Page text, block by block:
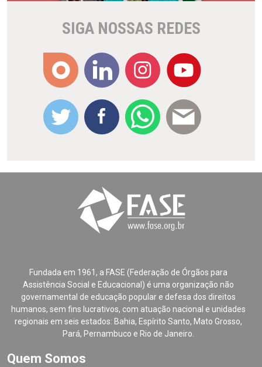
SIGA NOSSAS REDES
Fundada em 1961, a FASE (Federação de Órgãos para
Assistência Social e Educacional) é uma organização não
governamental de educação popular e defesa dos direitos
humanos, sem fins lucrativos, com atuação nacional e unidades
regionais em seis estados: Bahia, Espírito Santo, Mato Grosso,
Pará, Pernambuco e Rio de Janeiro.
Quem Somos